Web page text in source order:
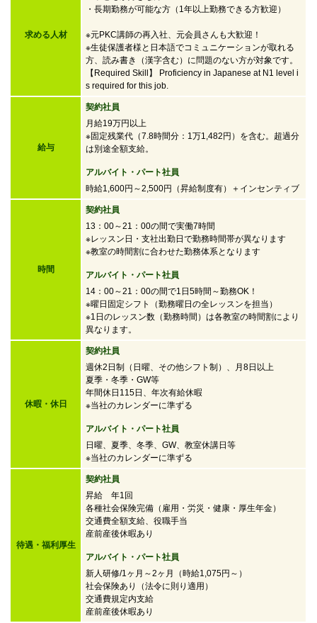
求める人材
・長期勤務が可能な方（1年以上勤務できる方歓迎）
※元PKC講師の再入社、元会員さんも大歓迎！
※生徒保護者様と日本語でコミュニケーションが取れる
方、読み書き（漢字含む）に問題のない方が対象です。
【Required Skill】 Proficiency in Japanese at N1 level i
s required for this job.
給与
契約社員
月給19万円以上
※固定残業代（7.8時間分：1万1,482円）を含む。超過分
は別途全額支給。
アルバイト・パート社員
時給1,600円～2,500円
（昇給制度有）＋インセンティブ
時間
契約社員
13：00～21：00の間で実働7時間
※レッスン日・支社出勤日で勤務時間帯が異なります
※教室の時間割に合わせた勤務体系となります
アルバイト・パート社員
14：00～21：00の間で1日5時間～勤務OK！
※曜日固定シフト（勤務曜日の全レッスンを担当）
※1日のレッスン数（勤務時間）は各教室の時間割により
異なります。
休暇・休日
契約社員
週休2日制（日曜、その他シフト制）、月8日以上
夏季・冬季・GW等
年間休日115日、年次有給休暇
※当社のカレンダーに準ずる
アルバイト・パート社員
日曜、夏季、冬季、GW、教室休講日等
※当社のカレンダーに準ずる
待遇・福利厚生
契約社員
昇給 年1回
各種社会保険完備（雇用・労災・健康・厚生年金）
交通費全額支給、役職手当
産前産後休暇あり
アルバイト・パート社員
新人研修/1ヶ月～2ヶ月（時給1,075円～）
社会保険あり（法令に則り適用）
交通費規定内支給
産前産後休暇あり